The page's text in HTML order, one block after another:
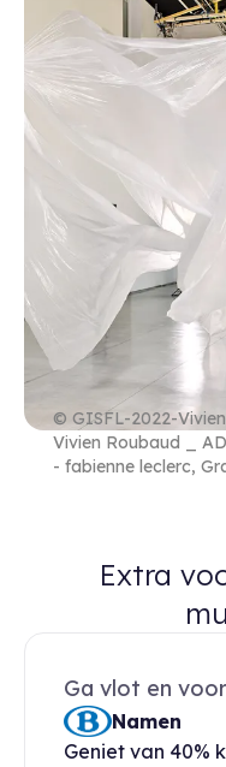
© GISFL-2022-
Vivien Roubaud _
- fabienne leclerc,
Extra
Ga vlot en
Namen
Geniet van 40%